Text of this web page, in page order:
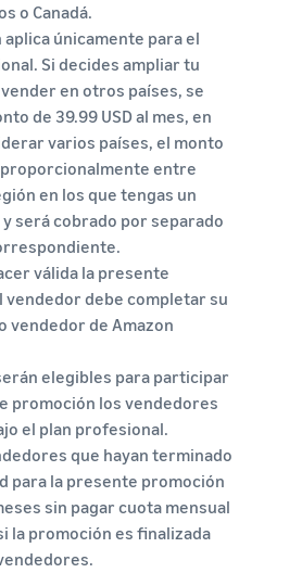
o Canadá.
aplica únicamente para el
Si decides ampliar tu
en otros países, se
de 39.99 USD al mes, en
varios países, el monto
entre
en los que tengas un
será cobrado por separado
válida la presente
vendedor debe completar su
vendedor de Amazon
elegibles para participar
promoción los vendedores
el plan profesional.
que hayan terminado
para la presente promoción
sin pagar cuota mensual
la promoción es finalizada